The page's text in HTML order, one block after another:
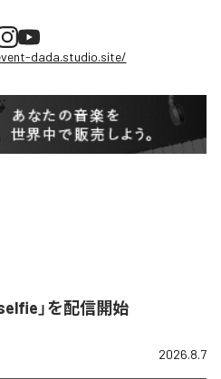
dada.studio.site/
」を配信開始
2026.8.7